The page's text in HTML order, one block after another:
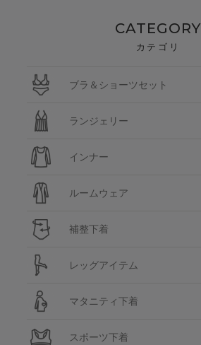
CATEGORY
カテゴリ
ブラ＆ショーツセット
ランジェリー
インナー
ルームウェア
補整下着
レッグアイテム
マタニティ下着
スポーツ下着